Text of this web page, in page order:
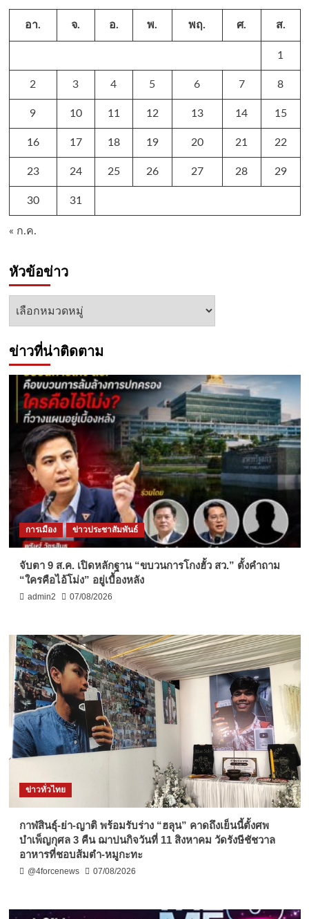
อา. จ. อ. พ. พฤ. ศ. ส.
1
2 3 4 5 6 7 8
9 10 11 12 13 14 15
16 17 18 19 20 21 22
23 24 25 26 27 28 29
30 31
« ก.ค.
หัวข้อข่าว
หัวข้อ
ข่าวที่น่าติดตาม
การเมือง ข่าวประชาสัมพันธ์
จับตา 9 ส.ค. เปิดหลักฐาน “ขบวนการโกงฮั้ว สว.” ตั้งคำถาม
“ใครคือไอ้โม่ง” อยู่เบื้องหลัง
admin2 07/08/2026
ข่าวทั่วไทย
กาฬสินธุ์-ย่า-ญาติ พร้อมรับร่าง “ฮลุน” คาดถึงเย็นนี้ตั้งศพ
บำเพ็ญกุศล 3 คืน ฌาปนกิจวันที่ 11 สิงหาคม วัดรังษีชัชวาล
อาหารที่ชอบส้มตำ-หมูกะทะ
@4forcenews 07/08/2026